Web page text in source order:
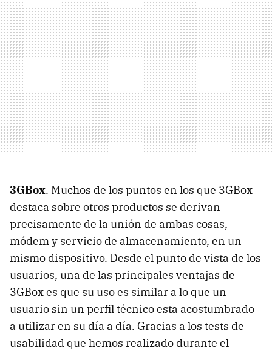
3GBox. Muchos de los puntos en los que 3GBox
destaca sobre otros productos se derivan
precisamente de la unión de ambas cosas,
módem y servicio de almacenamiento, en un
mismo dispositivo. Desde el punto de vista de los
usuarios, una de las principales ventajas de
3GBox es que su uso es similar a lo que un
usuario sin un perfil técnico esta acostumbrado
a utilizar en su día a día. Gracias a los tests de
usabilidad que hemos realizado durante el